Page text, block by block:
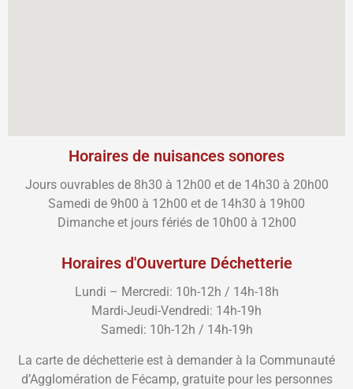
Horaires de nuisances sonores
Jours ouvrables de 8h30 à 12h00 et de 14h30 à 20h00
Samedi de 9h00 à 12h00 et de 14h30 à 19h00
Dimanche et jours fériés de 10h00 à 12h00
Horaires d'Ouverture Déchetterie
Lundi – Mercredi: 10h-12h / 14h-18h
Mardi-Jeudi-Vendredi: 14h-19h
Samedi: 10h-12h / 14h-19h
La carte de déchetterie est à demander à la Communauté
d’Agglomération de Fécamp, gratuite pour les personnes